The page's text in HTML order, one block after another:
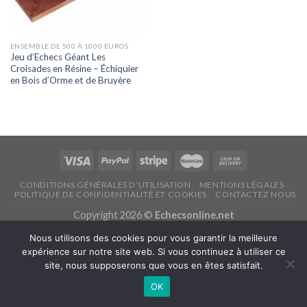
ENSEMBLE DE 500 À 1000 EUROS
Jeu d’Echecs Géant Les
Croisades en Résine – Échiquier
en Bois d’Orme et de Bruyère
CONDITIONS GÉNÉRALES D’UTILISATION
MENTIONS LÉGALES
POLITIQUE DE CONFIDENTIALITÉ ET COOKIES
CONTACTEZ NOUS
Copyright 2026 © Echecsonline.net
Français
Nous utilisons des cookies pour vous garantir la meilleure
expérience sur notre site web. Si vous continuez à utiliser ce
site, nous supposerons que vous en êtes satisfait.
OK